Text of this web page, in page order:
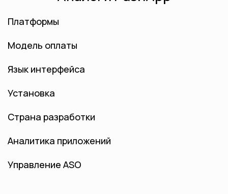
Платформы
Модель оплаты
Язык интерфейса
Установка
Страна разработки
Аналитика приложений
Управление ASO